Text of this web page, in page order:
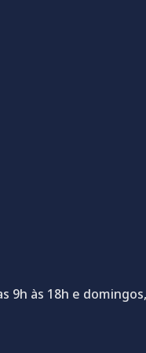
9h às 18h e